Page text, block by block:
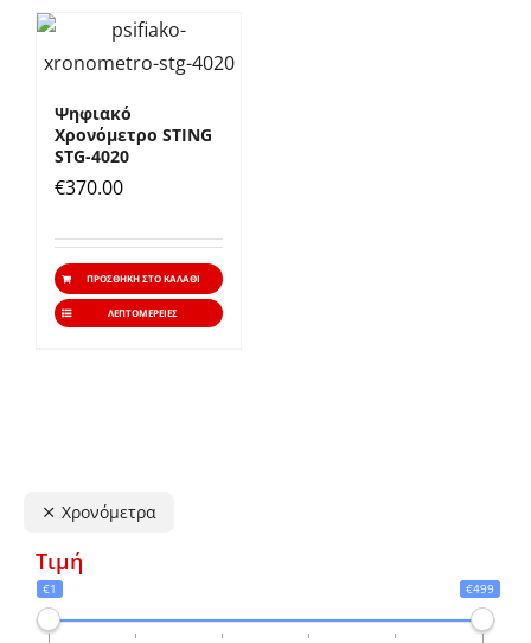
Ψηφιακό
Χρονόμετρο STING
STG-4020
€370.00
ΠΡΟΣΘΉΚΗ ΣΤΟ ΚΑΛΆΘΙ
ΛΕΠΤΟΜΈΡΕΙΕΣ
Χρονόμετρα
Τιμή
€1 €499